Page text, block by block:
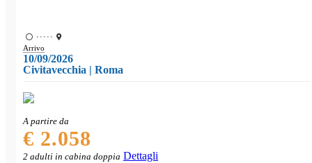
•••••
Arrivo
10/09/2026
Civitavecchia | Roma
A partire da
€ 2.058
2 adulti in cabina doppia Dettagli